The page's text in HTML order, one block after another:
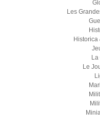
Les
Historica
La
Le